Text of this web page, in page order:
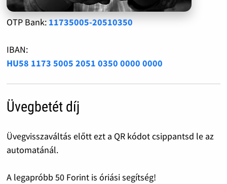
OTP Bank: 11735005-20510350
IBAN:
HU58 1173 5005 2051 0350 0000 0000
Üvegbetét díj
Üvegvisszaváltás előtt ezt a QR kódot csippantsd le az
automatánál.
A legapróbb 50 Forint is óriási segítség!